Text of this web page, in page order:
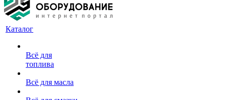
Каталог
Всё для
топлива
Всё для масла